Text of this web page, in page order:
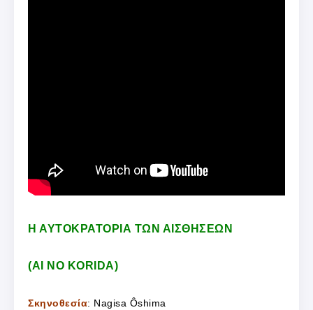
Η ΑΥΤΟΚΡΑΤΟΡΙΑ ΤΩΝ ΑΙΣΘΗΣΕΩΝ
(AI NO KORIDA)
Σκηνοθεσία: Nagisa Ôshima